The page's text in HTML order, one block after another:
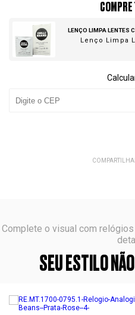
COMPRE
LENÇO LIMPA LENTES
Lenço Limpa
Complete o visual com
SEU ESTILO